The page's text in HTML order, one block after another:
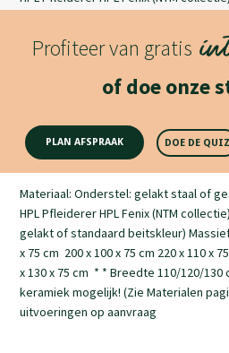
x 75 cm 200 x 100 x 75 cm 220 x 110 x
x 130 x 75 cm * * Breedte 110/120/130 cm niet in alle kleuren
keramiek mogelijk! (Zie Materialen pagina) Afwijkende
uitvoeringen op aanvraag
Lees meer
Profiteer van gratis
of doe onze
PLAN AFSPRAAK DOE DE QUIZ
Productomschrijving
Materiaal: Onderstel: gelakt staal of
HPL Pfleiderer HPL Fenix (NTM
gelakt of standaard beitskleur)
x 75 cm 200 x 100 x 75 cm 220 x 110 x
x 130 x 75 cm * * Breedte 110/120/130
keramiek mogelijk! (Zie Materialen
uitvoeringen op aanvraag